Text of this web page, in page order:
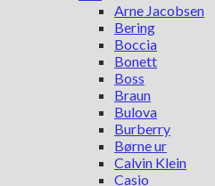
Arne Jacobsen
Bering
Boccia
Bonett
Boss
Braun
Bulova
Burberry
Børne ur
Calvin Klein
Casio